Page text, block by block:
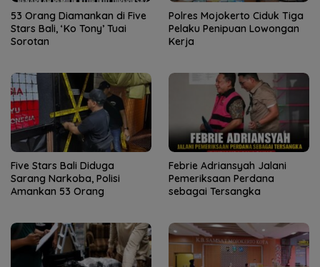
53 Orang Diamankan di Five
Stars Bali, ‘Ko Tony’ Tuai
Sorotan
Polres Mojokerto Ciduk Tiga
Pelaku Penipuan Lowongan
Kerja
Five Stars Bali Diduga
Sarang Narkoba, Polisi
Amankan 53 Orang
Febrie Adriansyah Jalani
Pemeriksaan Perdana
sebagai Tersangka